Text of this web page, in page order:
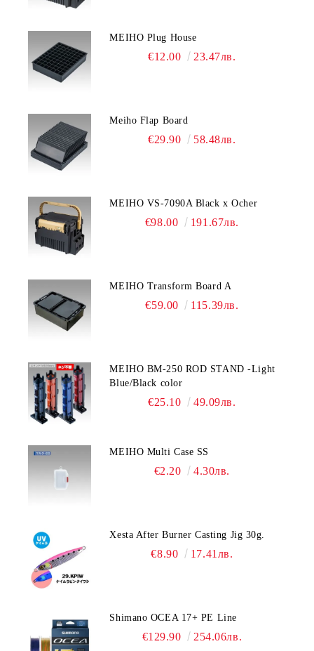
MEIHO Plug House
€12.00 23.47лв.
Meiho Flap Board
€29.90 58.48лв.
MEIHO VS-7090A Black x Ocher
€98.00 191.67лв.
MEIHO Transform Board A
€59.00 115.39лв.
MEIHO BM-250 ROD STAND -Light
Blue/Black color
€25.10 49.09лв.
MEIHO Multi Case SS
€2.20 4.30лв.
Xesta After Burner Casting Jig 30g.
€8.90 17.41лв.
Shimano OCEA 17+ PE Line
€129.90 254.06лв.